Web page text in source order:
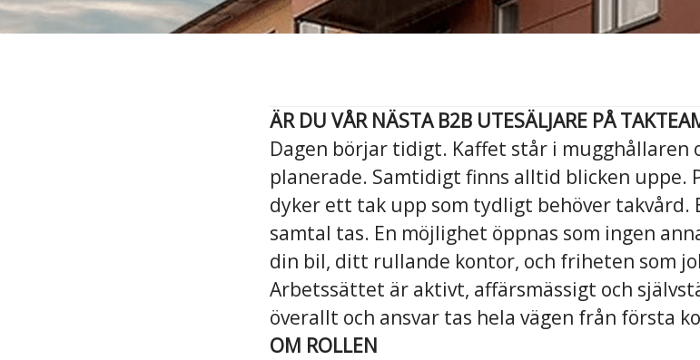
ÄR DU VÅR NÄSTA B2B UTESÄLJARE PÅ
Dagen börjar tidigt. Kaffet står i mugghållaren
planerade. Samtidigt finns alltid blicken uppe.
dyker ett tak upp som tydligt behöver takvård.
samtal tas. En möjlighet öppnas som ingen
din bil, ditt rullande kontor, och friheten som
Arbetssättet är aktivt, affärsmässigt och
överallt och ansvar tas hela vägen från första
OM ROLLEN